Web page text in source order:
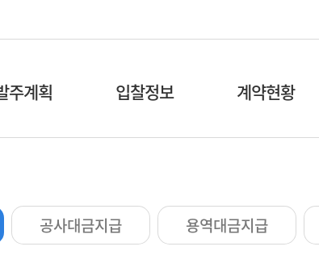
주계획 입찰정보 계약현황
공사대금지급 용역대금지급